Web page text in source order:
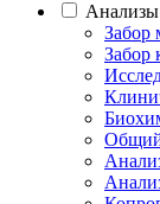
Анализы
Забор
Забор
Общий